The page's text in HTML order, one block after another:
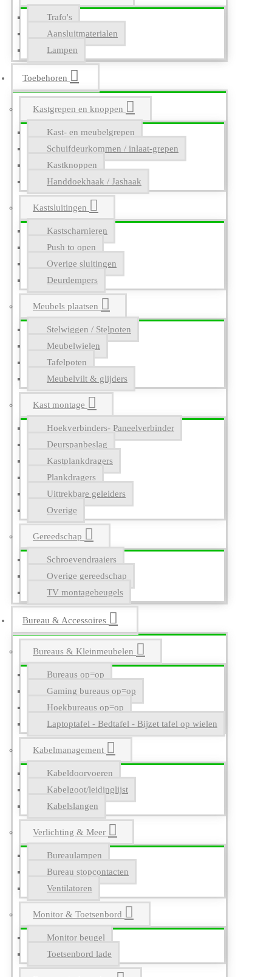
Trafo's
Aansluitmaterialen
Lampen
Toebehoren
Kastgrepen en knoppen
Kast- en meubelgrepen
Schuifdeurkommen / inlaat-grepen
Kastknoppen
Handdoekhaak / Jashaak
Kastsluitingen
Kastscharnieren
Push to open
Overige sluitingen
Deurdempers
Meubels plaatsen
Stelwiggen / Stelpoten
Meubelwielen
Tafelpoten
Meubelvilt & glijders
Kast montage
Hoekverbinders- Paneelverbinder
Deurspanbeslag
Kastplankdragers
Plankdragers
Uittrekbare geleiders
Overige
Gereedschap
Schroevendraaiers
Overige gereedschap
TV montagebeugels
Bureau & Accessoires
Bureaus & Kleinmeubelen
Bureaus op=op
Gaming bureaus op=op
Hoekbureaus op=op
Laptoptafel - Bedtafel - Bijzet tafel op wielen
Kabelmanagement
Kabeldoorvoeren
Kabelgoot/leidinglijst
Kabelslangen
Verlichting & Meer
Bureaulampen
Bureau stopcontacten
Ventilatoren
Monitor & Toetsenbord
Monitor beugel
Toetsenbord lade